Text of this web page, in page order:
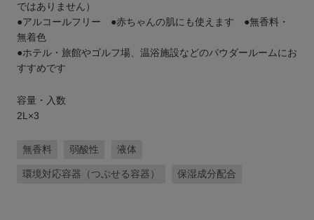
ではありません）
●アルコールフリー ●赤ちゃんの肌にも使えます ●無香料・
無着色
●ホテル・旅館やゴルフ場、温浴施設などのパウダールームにお
すすめです
容量・入数
2L×3
無香料 弱酸性 液体
環境対応容器（つぶせる容器） 保湿成分配合